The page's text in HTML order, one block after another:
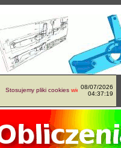
Stosujemy pliki cookieswięcej...08/07/2026
04:37:19